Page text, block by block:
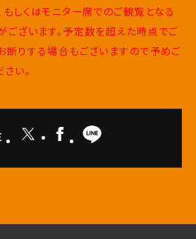
もしくはモニター席でのご観覧となる
ございます。予定数を超えた時点でご
断りする場合もございますので予めご
い。